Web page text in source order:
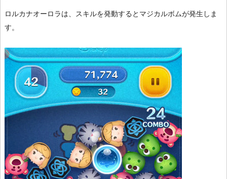
ロルカナオーロラは、スキルを発動するとマジカルボムが発生しま
す。